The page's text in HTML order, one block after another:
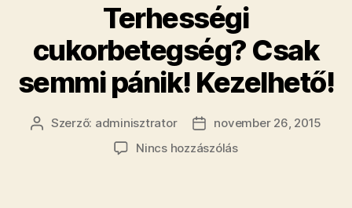
Terhességi
cukorbetegség? Csak
semmi pánik! Kezelhető!
Bejegyzés
Szerző: adminisztrator
Bejegyzés
dátuma
november 26, 2015
Nincs hozzászólása(z)